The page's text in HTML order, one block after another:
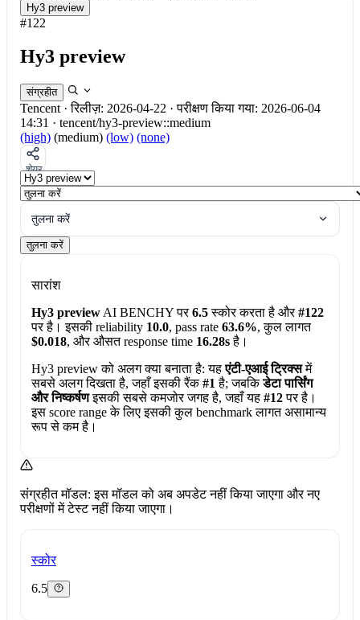
Hy3 preview
#122
Hy3 preview
संग्रहीत
Tencent · रिलीज़: 2026-04-22 · परीक्षण किया गया: 2026-06-04
14:31 · tencent/hy3-preview::medium
(high) (medium) (low) (none)
शेयर
तुलना करें
तुलना करें
सारांश
Hy3 previewAI BENCHY पर6.5स्कोर करता है और#122
पर है। इसकी reliability 10.0, pass rate 63.6%, कुल लागत
$0.018, और औसत response time 16.28sहै।
Hy3 preview को अलग क्या बनाता है: यहएंटी-एआई ट्रिक्समें
सबसे अलग दिखता है, जहाँ इसकी रैंक#1 है; जबकिडेटा पार्सिंग
और निष्कर्षणइसकी सबसे कमजोर जगह है, जहाँ यह #12पर है।
इस score range के लिए इसकी कुल benchmark लागत असामान्य
रूप से कम है।
संग्रहीत मॉडल: इस मॉडल को अब अपडेट नहीं किया जाएगा और नए
परीक्षणों में टेस्ट नहीं किया जाएगा।
स्कोर
6.5